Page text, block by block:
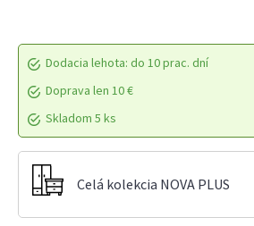
Dodacia lehota: do 10 prac. dní
Doprava len 10 €
Skladom 5 ks
Celá kolekcia NOVA PLUS